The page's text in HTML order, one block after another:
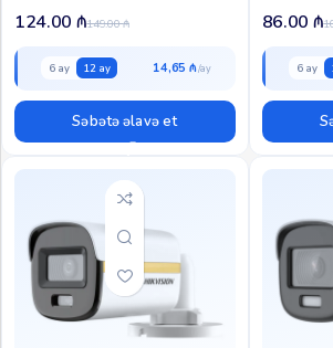
149.00₼
124.00 ₼
6 ay 12 ay 14,65 ₼
Səbətə əlavə et
86.00 ₼
6 ay